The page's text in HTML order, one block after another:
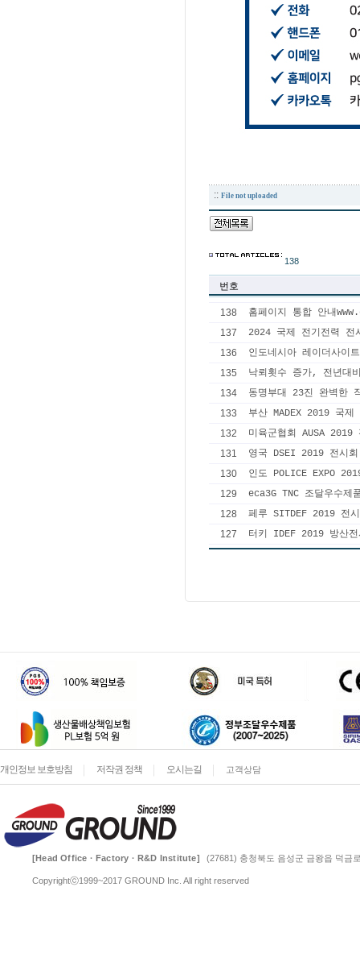
:: File not uploaded
138
번호
138
홈페이지 통합 안내
137
2024 국제 전기전력
136
인도네시아 레이더사
135
낙뢰횟수 증가, 전년대
134
동명부대 23진 완벽한
133
부산 MADEX 2019 국
132
미육군협회 AUSA
131
영국 DSEI 2019 전시
130
인도 POLICE EXPO
129
eca3G TNC 조달우수
128
페루 SITDEF 2019 전
127
터키 IDEF 2019 방산
개인정보 보호방침 저작권 정책 오시는길 고객상담
[Head Office · Factory · R&D Institute] (27681) 충청북도 음성군 금왕읍 덕금
Copyrightⓒ1999~2017 GROUND Inc. All right reserved